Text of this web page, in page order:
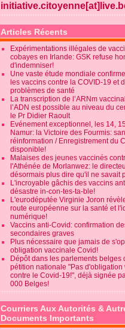
Articles Récents
Expérimentations illégales de
cobayes en Irlande: GSK refuse
d'indemniser!
Une vaste étude mondiale
les vaccins contre la COVID-19 et
problèmes de santé
La transcription de l’ARNm
l’ADN est possible au niveau du
le Pr Didier Raoult
Evénement exceptionnel, les 14,
Namur: la Victoire des Fourmis:
réinformation / Enregistrement du
disponible!
Malaises des jeunes vaccinés
l'Athénée de Morlanwez: le
désormais plus dire qu'il ne savait
L'incroyable gâchis des vaccins
désastre in-con-tes-ta-ble!
L'eurodéputée Virginie Joron
route européenne sur la santé et
numérique!
Vaccins anti-Covid: confirmation
secondaires graves
Plus nécessaire que jamais de
obligation vaccinale Covid!
Dépôt dans les parlements belges
pétition nationale "Pas d'obligation
contre le Covid-19!", déjà signée
000 Belges!
Courriers Aux Autorités &
Documents Importants